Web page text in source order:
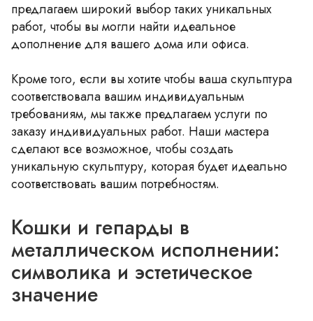
предлагаем широкий выбор таких уникальных
работ, чтобы вы могли найти идеальное
дополнение для вашего дома или офиса.
Кроме того, если вы хотите чтобы ваша скульптура
соответствовала вашим индивидуальным
требованиям, мы также предлагаем услуги по
заказу индивидуальных работ. Наши мастера
сделают все возможное, чтобы создать
уникальную скульптуру, которая будет идеально
соответствовать вашим потребностям.
Кошки и гепарды в
металлическом исполнении:
символика и эстетическое
значение